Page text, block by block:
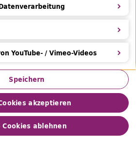
Leichte Sprache
Barrierefreiheit
YouTube- / Vimeo-Videos
/ Vimeo-Videos
Speichern
akzeptieren
Cookies ablehnen